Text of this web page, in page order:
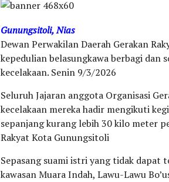
Gunungsitoli, Nias
Dewan Perwakilan Daerah Gerakan
kepedulian belasungkawa berbagi dan
kecelakaan. Senin 9/3/2026
Seluruh Jajaran anggota Organisasi
kecelakaan mereka hadir mengikuti
sepanjang kurang lebih 30 kilo meter
Rakyat Kota Gunungsitoli
Sepasang suami istri yang tidak dapat
kawasan Muara Indah, Lawu-Lawu